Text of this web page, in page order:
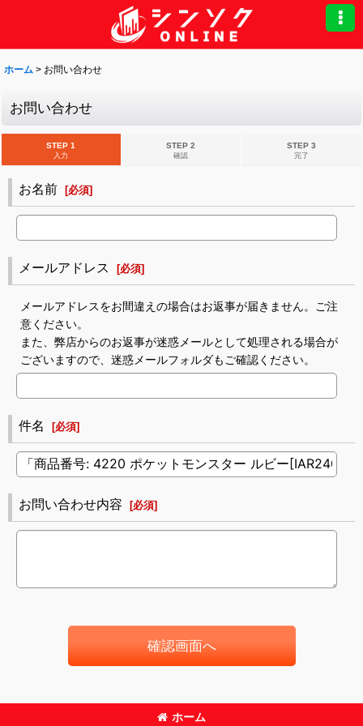
ホーム > お問い合わせ
お問い合わせ
STEP 1
入力
STEP 2
確認
STEP 3
完了
お名前 [必須]
メールアドレス [必須]
メールアドレスをお間違えの場合はお返事が届きません。ご注
意ください。
また、弊店からのお返事が迷惑メールとして処理される場合が
ございますので、迷惑メールフォルダもご確認ください。
件名 [必須]
お問い合わせ内容 [必須]
確認画面へ
ホーム